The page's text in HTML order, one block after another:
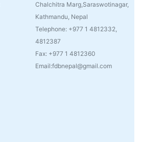
Chalchitra Marg,Saraswotinagar,
Kathmandu, Nepal
Telephone: +977 1 4812332,
4812387
Fax: +977 1 4812360
Email:fdbnepal@gmail.com